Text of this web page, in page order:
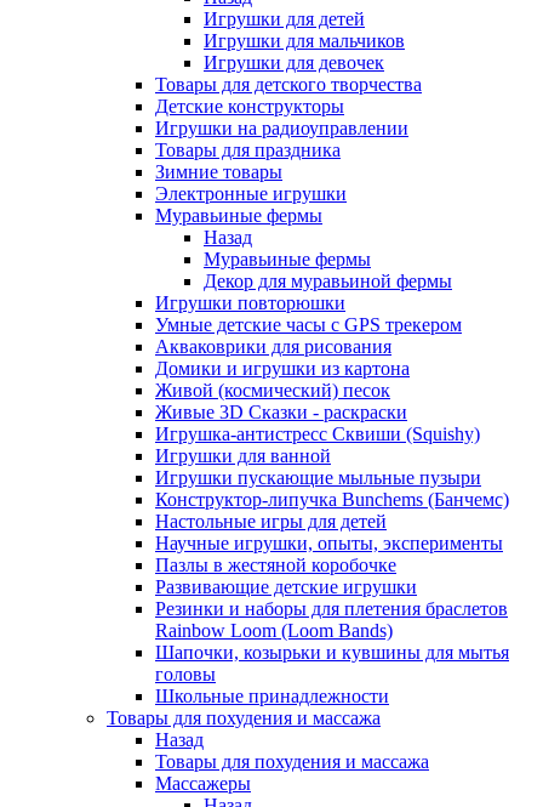
Игрушки для детей
Игрушки для мальчиков
Игрушки для девочек
Товары для детского творчества
Детские конструкторы
Игрушки на радиоуправлении
Товары для праздника
Зимние товары
Электронные игрушки
Муравьиные фермы
Назад
Муравьиные фермы
Декор для муравьиной фермы
Игрушки повторюшки
Умные детские часы с GPS трекером
Акваковрики для рисования
Домики и игрушки из картона
Живой (космический) песок
Живые 3D Сказки - раскраски
Игрушка-антистресс Сквиши (Squishy)
Игрушки для ванной
Игрушки пускающие мыльные пузыри
Конструктор-липучка Bunchems (Банчемс)
Настольные игры для детей
Научные игрушки, опыты, эксперименты
Пазлы в жестяной коробочке
Развивающие детские игрушки
Резинки и наборы для плетения браслетов
Rainbow Loom (Loom Bands)
Шапочки, козырьки и кувшины для мытья
головы
Школьные принадлежности
Товары для похудения и массажа
Назад
Товары для похудения и массажа
Массажеры